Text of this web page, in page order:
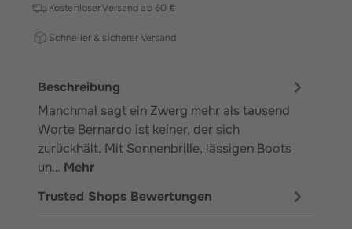
Kostenloser Versand ab 60 €
Schneller & sicherer Versand
Beschreibung
Manchmal sagt ein Zwerg mehr als tausend
Worte Bernardo ist keiner, der sich
zurückhält. Mit Sonnenbrille, lässigen Boots
un… Mehr
Trusted Shops Bewertungen